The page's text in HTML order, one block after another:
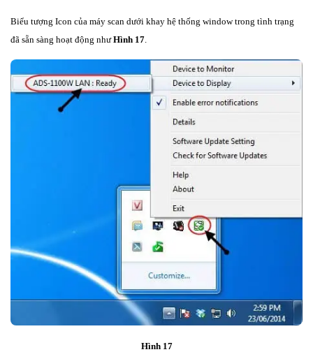
Biểu tượng Icon của máy scan dưới khay hệ thống window trong tình trạng
đã sẵn sàng hoạt động nhưHình 17.
Hình 17